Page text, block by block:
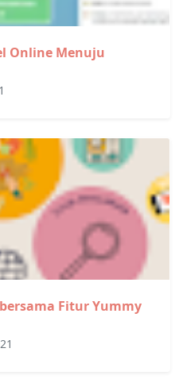
Online Menuju
Fitur Yummy